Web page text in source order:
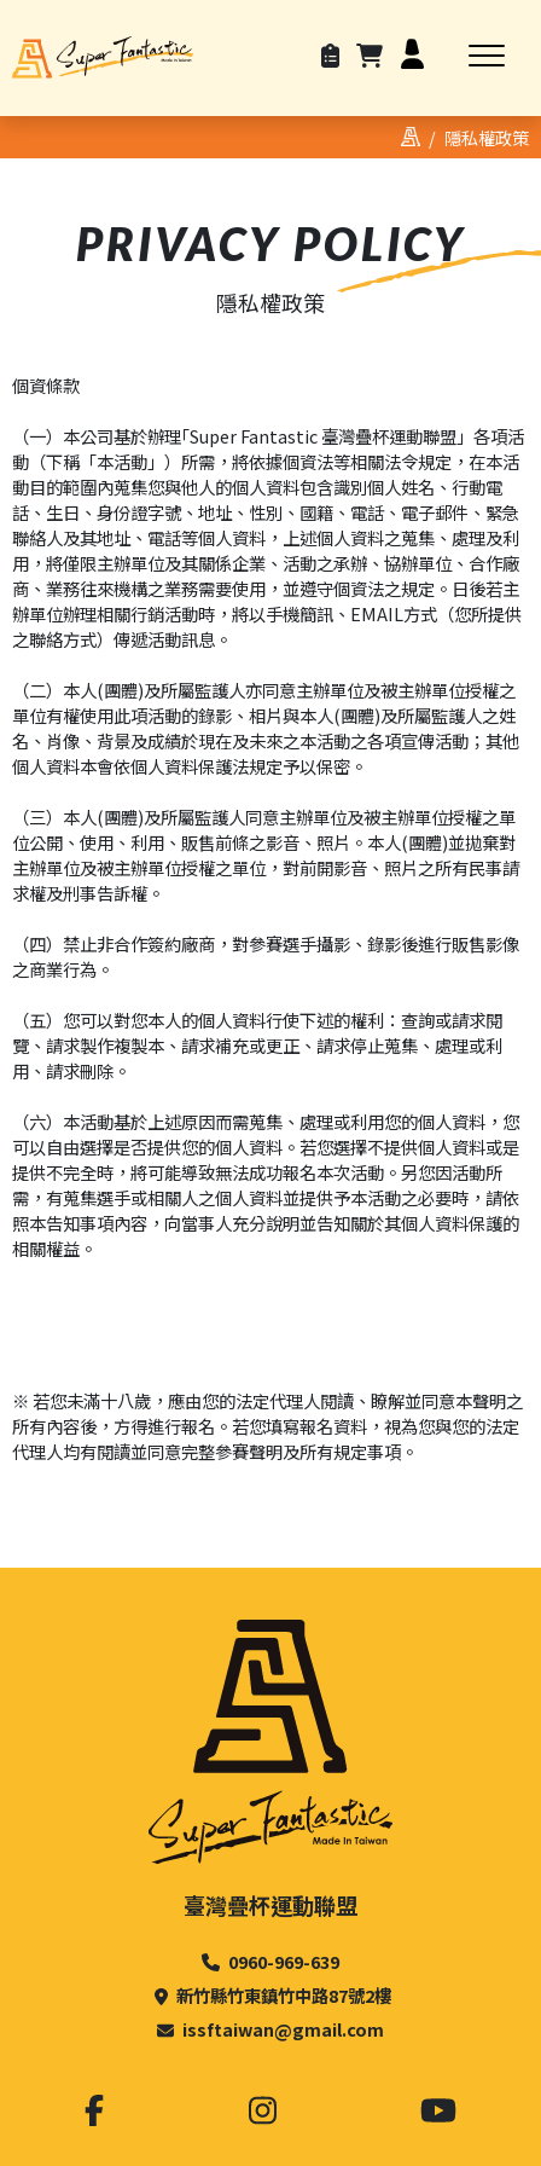
隱私權政策
PRIVACY POLICY
隱私權政策
個資條款
（一）本公司基於辦理｢Super Fantastic 臺灣疊杯運動聯盟」各項活
動（下稱「本活動」）所需，將依據個資法等相關法令規定，在本活
動目的範圍內蒐集您與他人的個人資料包含識別個人姓名、行動電
話、生日、身份證字號、地址、性別、國籍、電話、電子郵件、緊急
聯絡人及其地址、電話等個人資料，上述個人資料之蒐集、處理及利
用，將僅限主辦單位及其關係企業、活動之承辦、協辦單位、合作廠
商、業務往來機構之業務需要使用，並遵守個資法之規定。日後若主
辦單位辦理相關行銷活動時，將以手機簡訊、EMAIL方式（您所提供
之聯絡方式）傳遞活動訊息。
（二）本人(團體)及所屬監護人亦同意主辦單位及被主辦單位授權之
單位有權使用此項活動的錄影、相片與本人(團體)及所屬監護人之姓
名、肖像、背景及成績於現在及未來之本活動之各項宣傳活動；其他
個人資料本會依個人資料保護法規定予以保密。
（三）本人(團體)及所屬監護人同意主辦單位及被主辦單位授權之單
位公開、使用、利用、販售前條之影音、照片。本人(團體)並拋棄對
主辦單位及被主辦單位授權之單位，對前開影音、照片之所有民事請
求權及刑事告訴權。
（四）禁止非合作簽約廠商，對參賽選手攝影、錄影後進行販售影像
之商業行為。
（五）您可以對您本人的個人資料行使下述的權利：查詢或請求閱
覽、請求製作複製本、請求補充或更正、請求停止蒐集、處理或利
用、請求刪除。
（六）本活動基於上述原因而需蒐集、處理或利用您的個人資料，您
可以自由選擇是否提供您的個人資料。若您選擇不提供個人資料或是
提供不完全時，將可能導致無法成功報名本次活動。另您因活動所
需，有蒐集選手或相關人之個人資料並提供予本活動之必要時，請依
照本告知事項內容，向當事人充分說明並告知關於其個人資料保護的
相關權益。
※ 若您未滿十八歲，應由您的法定代理人閱讀、瞭解並同意本聲明之
所有內容後，方得進行報名。若您填寫報名資料，視為您與您的法定
代理人均有閱讀並同意完整參賽聲明及所有規定事項。
臺灣疊杯運動聯盟
0960-969-639
新竹縣竹東鎮竹中路87號2樓
issftaiwan@gmail.com